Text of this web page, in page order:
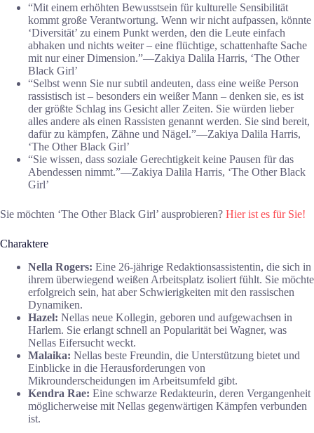
“Mit einem erhöhten Bewusstsein für kulturelle Sensibilität
kommt große Verantwortung. Wenn wir nicht aufpassen, könnte
‘Diversität’ zu einem Punkt werden, den die Leute einfach
abhaken und nichts weiter – eine flüchtige, schattenhafte Sache
mit nur einer Dimension.”―Zakiya Dalila Harris, ‘The Other
Black Girl’
“Selbst wenn Sie nur subtil andeuten, dass eine weiße Person
rassistisch ist – besonders ein weißer Mann – denken sie, es ist
der größte Schlag ins Gesicht aller Zeiten. Sie würden lieber
alles andere als einen Rassisten genannt werden. Sie sind bereit,
dafür zu kämpfen, Zähne und Nägel.”―Zakiya Dalila Harris,
‘The Other Black Girl’
“Sie wissen, dass soziale Gerechtigkeit keine Pausen für das
Abendessen nimmt.”―Zakiya Dalila Harris, ‘The Other Black
Girl’
Sie möchten ‘The Other Black Girl’ ausprobieren? Hier ist es für Sie!
Charaktere
Nella Rogers: Eine 26-jährige Redaktionsassistentin, die sich in
ihrem überwiegend weißen Arbeitsplatz isoliert fühlt. Sie möchte
erfolgreich sein, hat aber Schwierigkeiten mit den rassischen
Dynamiken.
Hazel: Nellas neue Kollegin, geboren und aufgewachsen in
Harlem. Sie erlangt schnell an Popularität bei Wagner, was
Nellas Eifersucht weckt.
Malaika: Nellas beste Freundin, die Unterstützung bietet und
Einblicke in die Herausforderungen von
Mikrounderscheidungen im Arbeitsumfeld gibt.
Kendra Rae: Eine schwarze Redakteurin, deren Vergangenheit
möglicherweise mit Nellas gegenwärtigen Kämpfen verbunden
ist.